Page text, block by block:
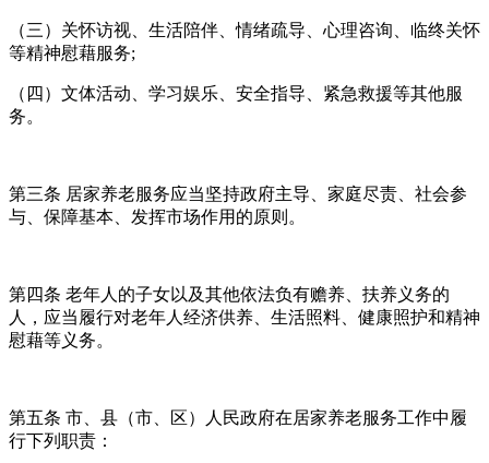
（三）关怀访视、生活陪伴、情绪疏导、心理咨询、临终关怀
等精神慰藉服务;
（四）文体活动、学习娱乐、安全指导、紧急救援等其他服
务。
第三条 居家养老服务应当坚持政府主导、家庭尽责、社会参
与、保障基本、发挥市场作用的原则。
第四条 老年人的子女以及其他依法负有赡养、扶养义务的
人，应当履行对老年人经济供养、生活照料、健康照护和精神
慰藉等义务。
第五条 市、县（市、区）人民政府在居家养老服务工作中履
行下列职责：